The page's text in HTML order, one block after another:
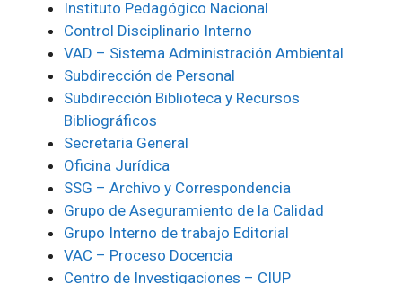
Instituto Pedagógico Nacional
Control Disciplinario Interno
VAD – Sistema Administración Ambiental
Subdirección de Personal
Subdirección Biblioteca y Recursos
Bibliográficos
Secretaria General
Oficina Jurídica
SSG – Archivo y Correspondencia
Grupo de Aseguramiento de la Calidad
Grupo Interno de trabajo Editorial
VAC – Proceso Docencia
Centro de Investigaciones – CIUP